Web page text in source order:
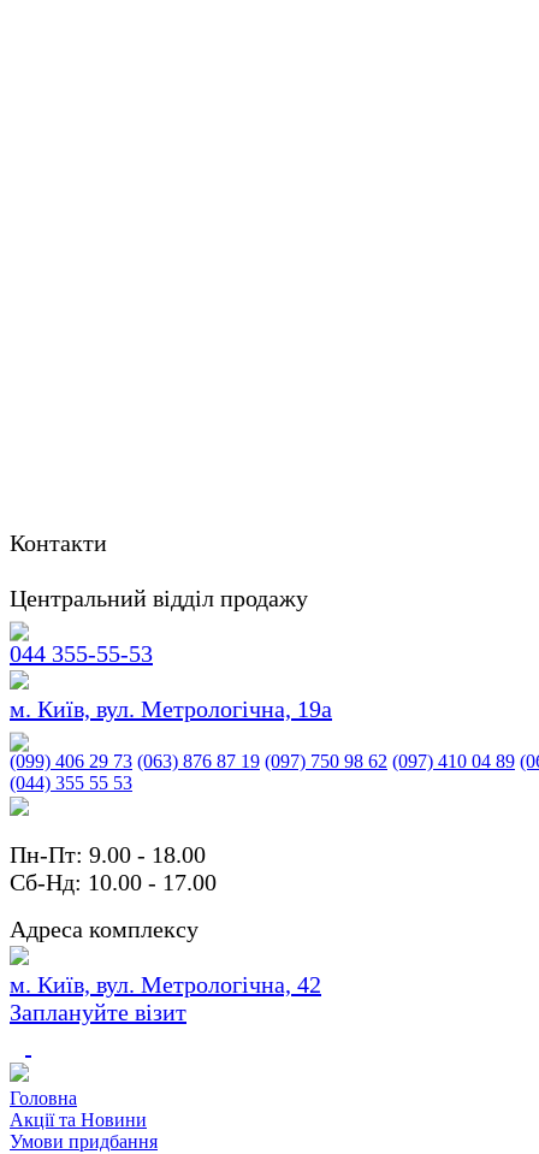
Контакти
Центральний відділ продажу
044 355-55-53
м. Київ, вул. Метрологічна, 19а
(099) 406 29 73 (063) 876 87 19 (097) 750 98 62 (097) 410 04 89
(044) 355 55 53
Пн-Пт: 9.00 - 18.00
Сб-Нд: 10.00 - 17.00
Адреса комплексу
м. Київ, вул. Метрологічна, 42
Заплануйте візит
Головна
Акції та Новини
Умови придбання